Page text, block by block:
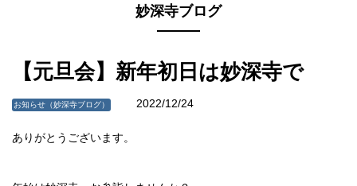
妙深寺ブログ
【元旦会】新年初日は妙深寺で
お知らせ（妙深寺ブログ） 2022/12/24
ありがとうございます。